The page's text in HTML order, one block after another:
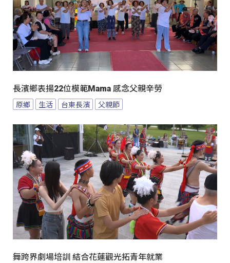
長濱鄉表揚22位模範Mama 感念父親辛勞
原鄉 生活 台東長濱 父親節
舞跨界劇場培訓 結合花蓮觀光拓青年就業